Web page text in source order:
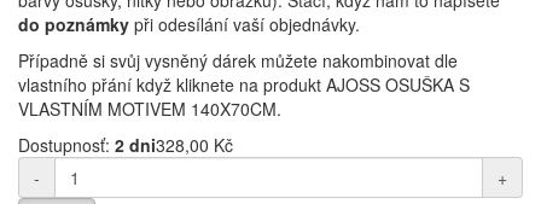
do poznámky při odesílání vaší objednávky.
Případně si svůj vysněný dárek můžete nakombinovat dle
vlastního přání když kliknete na produkt AJOSS OSUŠKA S
VLASTNÍM MOTIVEM 140X70CM.
Dostupnosť: 2 dni328,00 Kč
-
+